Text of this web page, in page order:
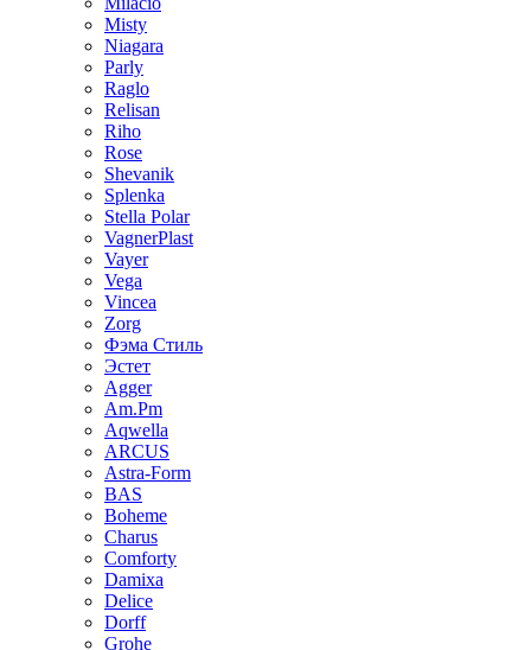
Misty
Niagara
Parly
Raglo
Relisan
Riho
Rose
Shevanik
Splenka
Stella Polar
VagnerPlast
Vayer
Vega
Vincea
Zorg
Фэма Стиль
Эстет
Agger
Am.Pm
Aqwella
ARCUS
Astra-Form
BAS
Boheme
Charus
Comforty
Damixa
Delice
Dorff
Grohe